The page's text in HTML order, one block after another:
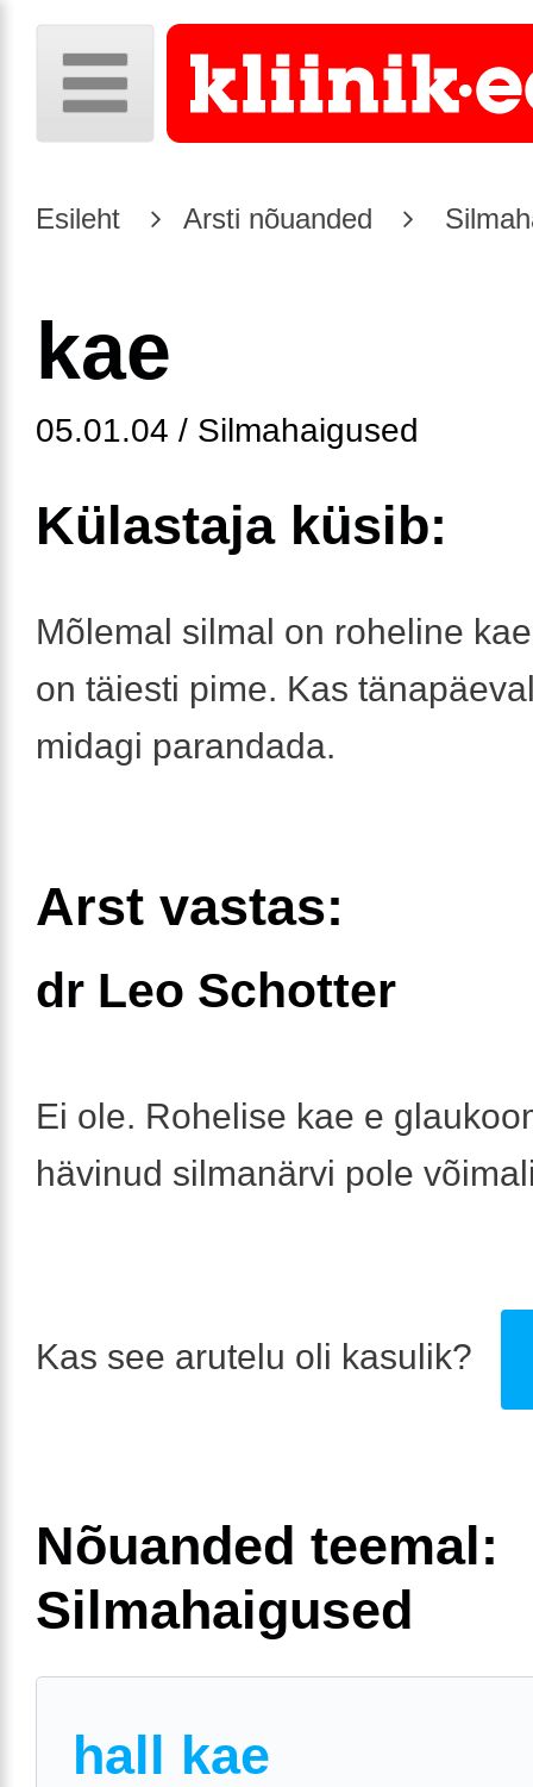
Esileht Arsti nõuanded
kae
05.01.04 / Silmahaigused
Külastaja küsib:
Mõlemal silmal on roheline
on täiesti pime. Kas
midagi parandada.
Arst vastas:
dr Leo Schotter
Ei ole. Rohelise kae e
hävinud silmanärvi pole
Kas see arutelu oli kasulik?
Nõuanded teemal:
Silmahaigused
hall kae